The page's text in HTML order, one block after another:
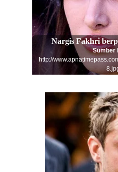
Nargis Fakhri
Sumber
http://